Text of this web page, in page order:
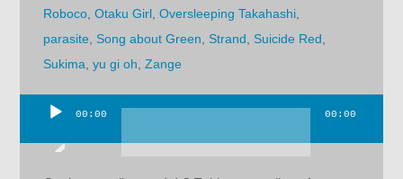
Roboco ,Otaku Girl ,Oversleeping Takahashi
parasite ,Song about Green ,Strand ,Suicide Red
Sukima ,yu gi oh ,Zange
00:00 00:00